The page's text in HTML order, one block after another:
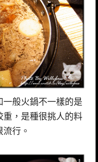
般火鍋不一樣的是
，是種很挑人的料
行。